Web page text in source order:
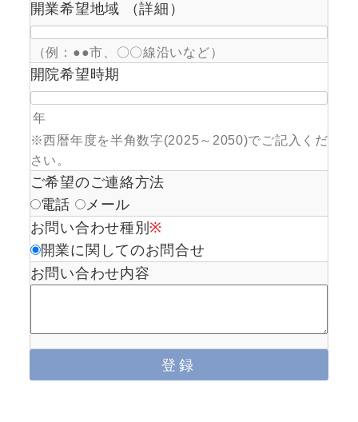
開業希望地域 （詳細）
（例：●●市、〇〇線沿いなど）
開院希望時期
年
※西暦年度を半角数字(2025～2050)でご記入くだ
さい。
ご希望のご連絡方法
電話
メール
お問い合わせ種別 ※
開業に関してのお問合せ
お問い合わせ内容